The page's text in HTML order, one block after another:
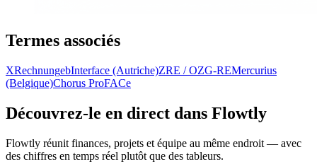
Termes associés
XRechnungebInterface (Autriche)ZRE / OZG-REMercurius
(Belgique)Chorus ProFACe
Découvrez-le en direct dans Flowtly
Flowtly réunit finances, projets et équipe au même endroit — avec
des chiffres en temps réel plutôt que des tableurs.